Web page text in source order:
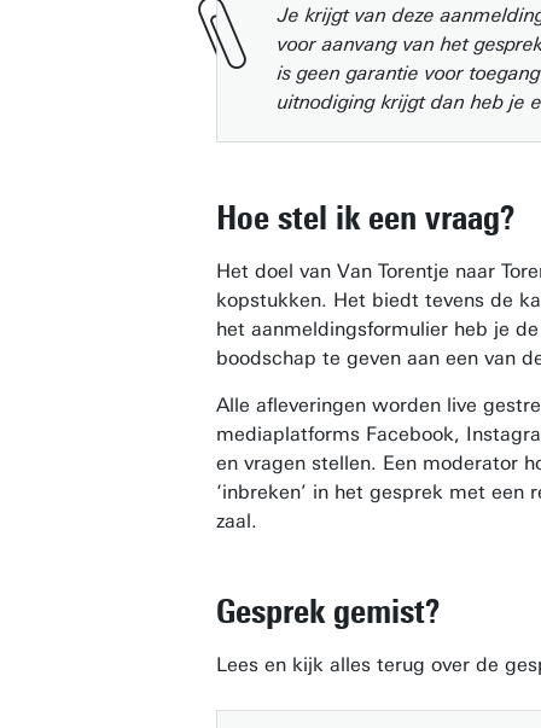
Je krijgt van deze
voor aanvang van het
is geen garantie voor
uitnodiging krijgt dan heb je
Hoe stel ik een vraag?
Het doel van Van Torentje naar
kopstukken. Het biedt tevens de
het aanmeldingsformulier heb je
boodschap te geven aan een van
Alle afleveringen worden live
mediaplatforms Facebook,
en vragen stellen. Een moderator
‘inbreken’ in het gesprek met een
zaal.
Gesprek gemist?
Lees en kijk alles terug over de